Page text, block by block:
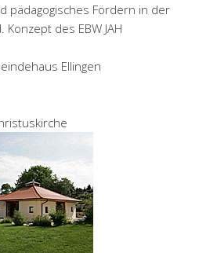
pädagogisches Fördern in der
des EBW JAH
Ellingen